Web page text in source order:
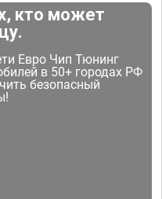
кто может
Евро Чип Тюнинг
в 50+ городах РФ
безопасный